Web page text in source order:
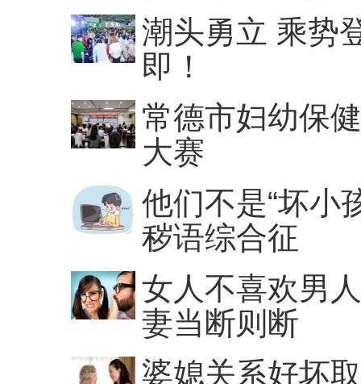
潮头勇立 乘势
即！
常德市妇幼保
大赛
他们不是“坏小
秽语综合征
女人不喜欢男
妻当断则断
婆媳关系好坏